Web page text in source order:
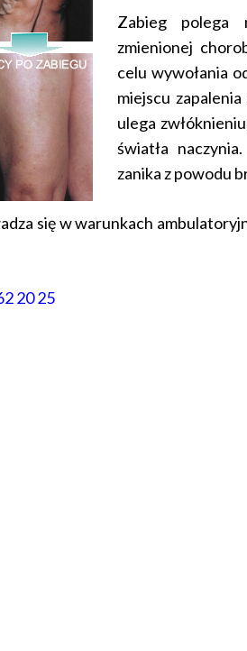
Zabieg polega
zmienionej
celu wywołania
miejscu
ulega
światła
zanika z powodu
się w warunkach
20 25